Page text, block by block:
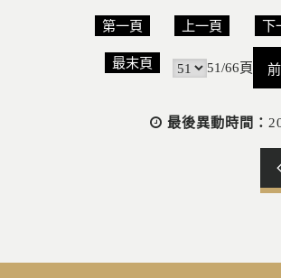
第一頁 上一頁 下
最末頁 51/66頁
最後異動時間：